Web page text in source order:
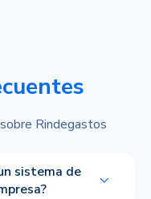
Rindegastos
sistema de